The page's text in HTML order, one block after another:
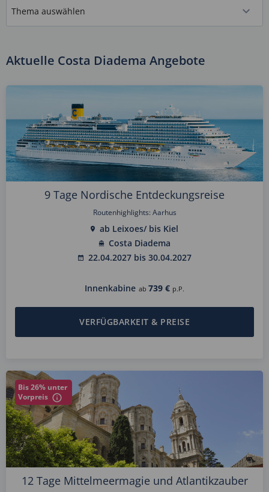
Aktuelle Costa Diadema Angebote
9 Tage Nordische Entdeckungsreise
Routenhighlights: Aarhus
ab Leixoes/ bis Kiel
Costa Diadema
22.04.2027 bis 30.04.2027
Innenkabine ab 739 € p.P.
VERFÜGBARKEIT & PREISE
Bis 26% unter
Vorpreis
12 Tage Mittelmeermagie und Atlantikzauber